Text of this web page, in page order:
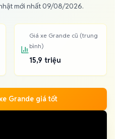
mới nhất 09/08/2026.
Giá xe Grande cũ (trung
bình)
15,9 triệu
Grande giá tốt